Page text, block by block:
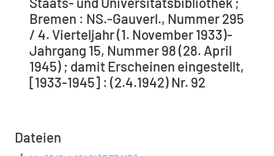
Bremen : NS.-Gauverl., Nummer 295
/ 4. Vierteljahr (1. November 1933)-
Jahrgang 15, Nummer 98 (28. April
1945) ; damit Erscheinen eingestellt,
[1933-1945] : (2.4.1942) Nr. 92
Dateien